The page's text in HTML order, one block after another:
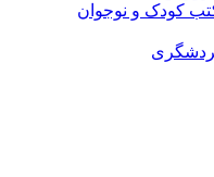
کودک و نوجوان